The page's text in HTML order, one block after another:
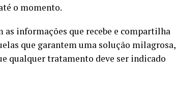
o momento.
as informações que recebe e compartilha
que garantem uma solução milagrosa,
qualquer tratamento deve ser indicado